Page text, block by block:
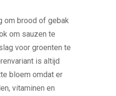
om brood of gebak
om sauzen te
voor groenten te
is altijd
bloem omdat er
vitaminen en